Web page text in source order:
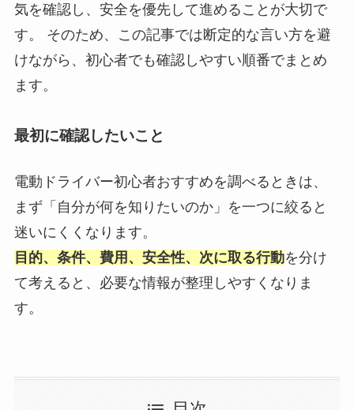
気を確認し、安全を優先して進めることが大切で
す。 そのため、この記事では断定的な言い方を避
けながら、初心者でも確認しやすい順番でまとめ
ます。
最初に確認したいこと
電動ドライバー初心者おすすめを調べるときは、
まず「自分が何を知りたいのか」を一つに絞ると
迷いにくくなります。
目的、条件、費用、安全性、次に取る行動を分け
て考えると、必要な情報が整理しやすくなりま
す。